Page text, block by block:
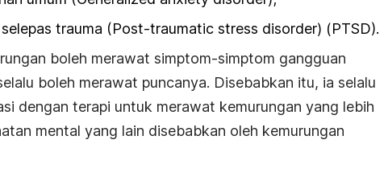
trauma (Post-traumatic stress disorder) (PTSD).
boleh merawat simptom-simptom gangguan
boleh merawat puncanya. Disebabkan itu, ia selalu
dengan terapi untuk merawat kemurungan yang lebih
mental yang lain disebabkan oleh kemurungan